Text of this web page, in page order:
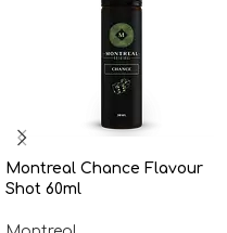
Montreal Chance Flavour
Shot 60ml